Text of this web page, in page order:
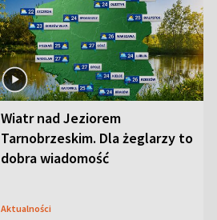
Wiatr nad Jeziorem
Tarnobrzeskim. Dla żeglarzy to
dobra wiadomość
Aktualności